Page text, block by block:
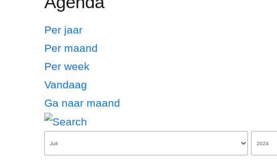
Per jaar
Per maand
Per week
Vandaag
Ga naar maand